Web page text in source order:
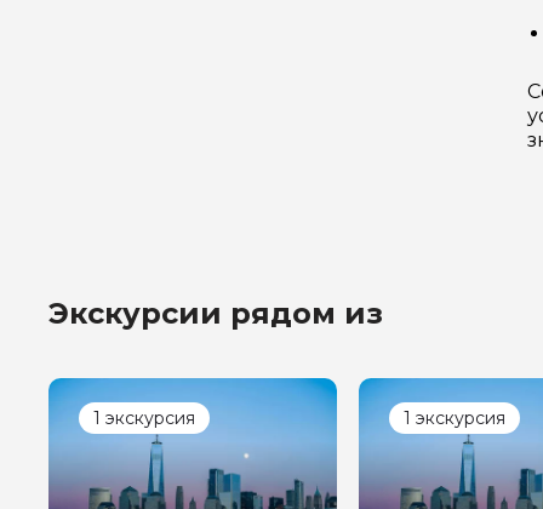
Экскурсии рядом из
1 экскурсия 1 экскурсия